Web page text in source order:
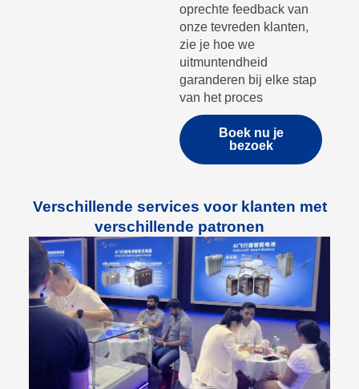
oprechte feedback van
onze tevreden klanten,
zie je hoe we
uitmuntendheid
garanderen bij elke stap
van het proces
Boek nu je
bezoek
Verschillende services voor klanten met
verschillende patronen